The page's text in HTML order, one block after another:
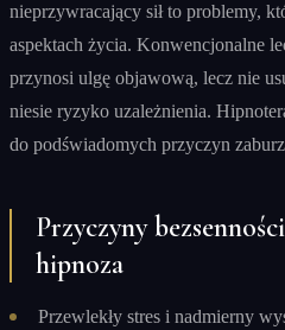
nieprzywracający sił to problemy,
aspektach życia. Konwencjonalne
przynosi ulgę objawową, lecz nie
niesie ryzyko uzależnienia.
do podświadomych przyczyn
Przyczyny
hipnoza
Przewlekły stres i nadmierny